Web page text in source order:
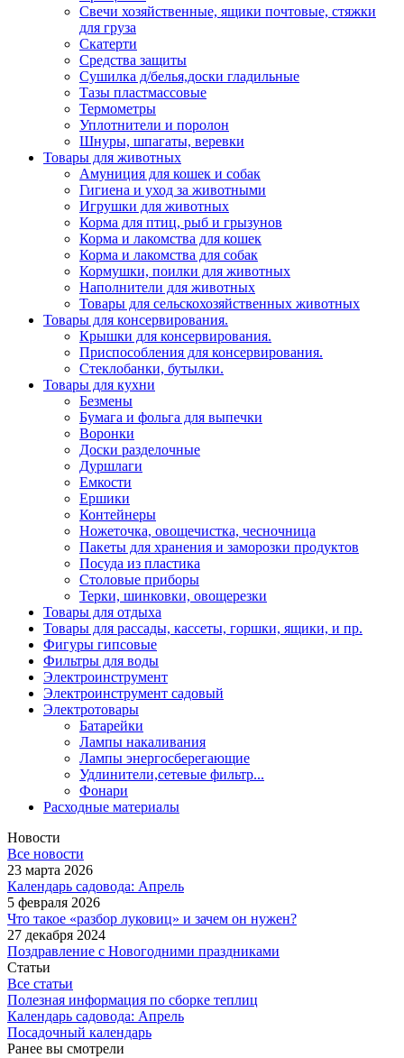
Свечи хозяйственные, ящики почтовые, стяжки
для груза
Скатерти
Средства защиты
Сушилка д/белья,доски гладильные
Тазы пластмассовые
Термометры
Уплотнители и поролон
Шнуры, шпагаты, веревки
Товары для животных
Амуниция для кошек и собак
Гигиена и уход за животными
Игрушки для животных
Корма для птиц, рыб и грызунов
Корма и лакомства для кошек
Корма и лакомства для собак
Кормушки, поилки для животных
Наполнители для животных
Товары для сельскохозяйственных животных
Товары для консервирования.
Крышки для консервирования.
Приспособления для консервирования.
Стеклобанки, бутылки.
Товары для кухни
Безмены
Бумага и фольга для выпечки
Воронки
Доски разделочные
Дуршлаги
Емкости
Ершики
Контейнеры
Ножеточка, овощечистка, чесночница
Пакеты для хранения и заморозки продуктов
Посуда из пластика
Столовые приборы
Терки, шинковки, овощерезки
Товары для отдыха
Товары для рассады, кассеты, горшки, ящики, и пр.
Фигуры гипсовые
Фильтры для воды
Электроинструмент
Электроинструмент садовый
Электротовары
Батарейки
Лампы накаливания
Лампы энергосберегающие
Удлинители,сетевые фильтр...
Фонари
Расходные материалы
Новости
Все новости
23 марта 2026
Календарь садовода: Апрель
5 февраля 2026
Что такое «разбор луковиц» и зачем он нужен?
27 декабря 2024
Поздравление с Новогодними праздниками
Статьи
Все статьи
Полезная информация по сборке теплиц
Календарь садовода: Апрель
Посадочный календарь
Ранее вы смотрели